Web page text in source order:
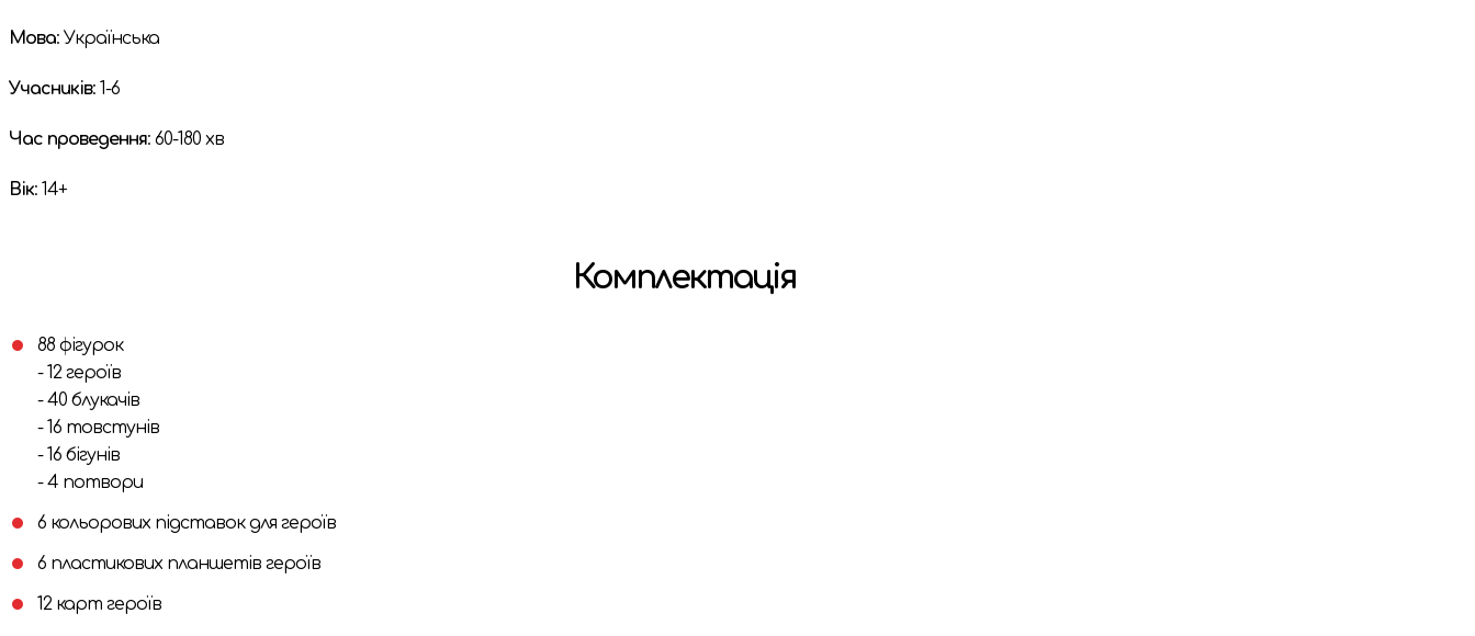
Мова: Українська
Учасників: 1-6
Час проведення: 60-180 хв
Вік: 14+
Комплектація
88 фігурок
- 12 героїв
- 40 блукачів
- 16 товстунів
- 16 бігунів
- 4 потвори
6 кольорових підставок для героїв
6 пластикових планшетів героїв
12 карт героїв